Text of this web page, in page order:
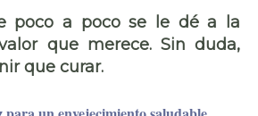
poco a poco se le dé a la
que merece. Sin duda,
que curar.